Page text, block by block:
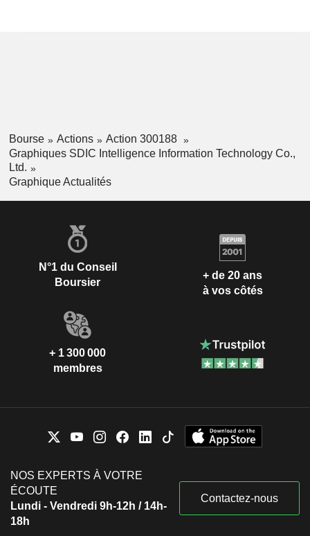
Bourse Actions
Action 300188
Graphiques SDIC Intelligence Information Technology Co.,
Ltd.
Graphique Actualités
N°1 du Conseil
Boursier
+ de 20 ans
à vos côtés
+ 1 300 000
membres
NOS EXPERTS À VOTRE
ÉCOUTE
Lundi - Vendredi 9h-12h / 14h-
18h
Contactez-nous